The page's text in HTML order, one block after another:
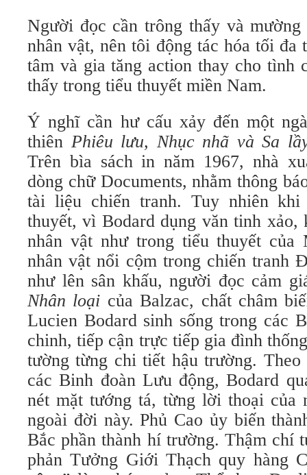
Người đọc cần trông thấy và
nhân vật, nên tôi động tác hóa tối đa
tâm và gia tăng action thay cho tình
thấy trong tiểu thuyết miền Nam.
Ý nghĩ cần hư cấu xảy đến một
thiên Phiêu lưu, Nhục nhã và Sa
Trên bìa sách in năm 1967, nhà
dòng chữ Documents, nhằm thông
tài liệu chiến tranh. Tuy nhiên
thuyết, vì Bodard dụng văn tinh xảo,
nhân vật như trong tiểu thuyết của
nhân vật nổi cộm trong chiến tranh
như lên sân khấu, người đọc cảm
Nhân loại của Balzac, chất châm
Lucien Bodard sinh sống trong các
chinh, tiếp cận trực tiếp gia đình
tường từng chi tiết hậu trường.
các Binh đoàn Lưu động, Bodard
nét mặt tướng tá, từng lời thoại của
ngoài đời này. Phủ Cao ủy biến
Bắc phần thành hí trường. Thậm chí
phản Tưởng Giới Thạch quy hàng